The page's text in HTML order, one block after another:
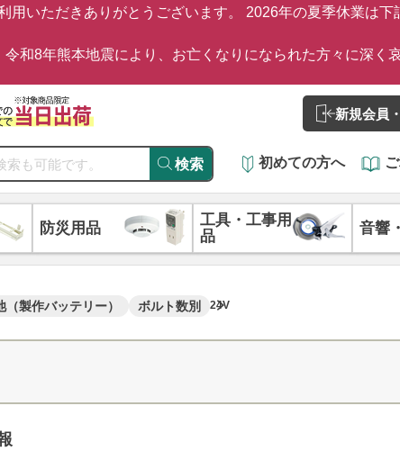
用いただきありがとうございます。 2026年の夏季休業は
令和8年熊本地震により、お亡くなりになられた方々に深く
新規会員
検索 初めての方へ
防災用品
工具・工事用
品
音響
（製作バッテリー） ボルト数別 24V